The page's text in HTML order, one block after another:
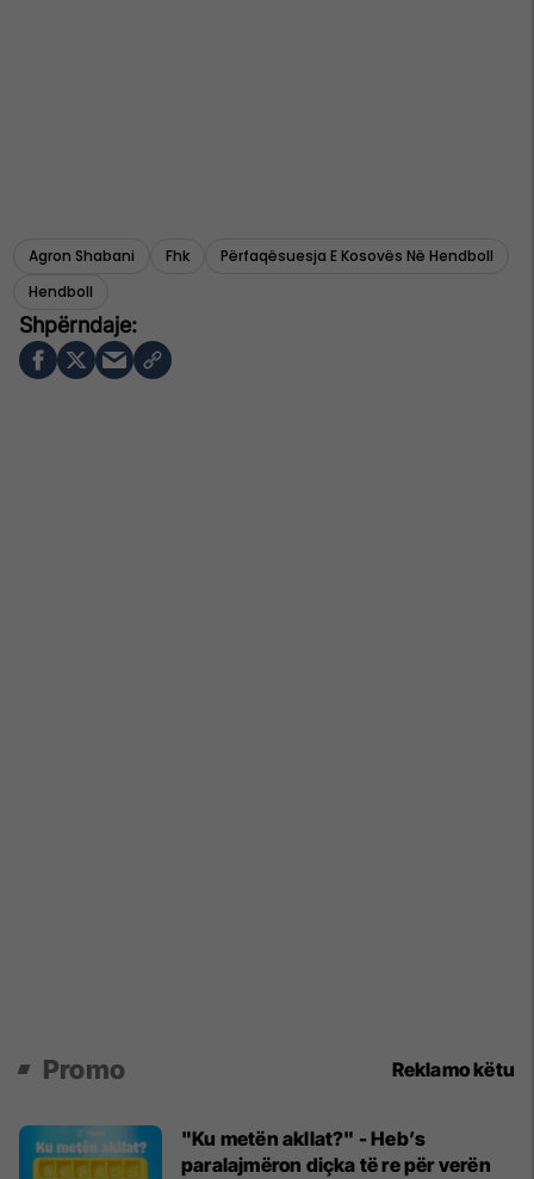
Agron Shabani Fhk
Përfaqësuesja E Kosovës Në Hendboll
Hendboll
Promo Reklamo këtu
"Ku metën akllat?" - Heb’s
paralajmëron diçka të re për verën